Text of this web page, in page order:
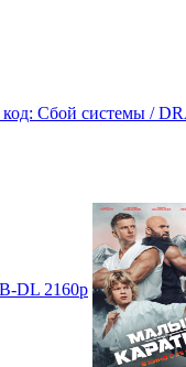
Сбой системы /
DL 2160p